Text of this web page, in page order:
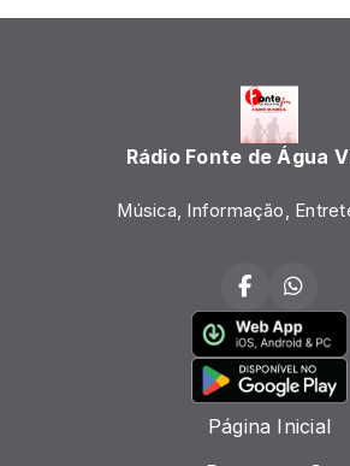
Rádio Fonte de Água
Música, Informação,
Página Inicial